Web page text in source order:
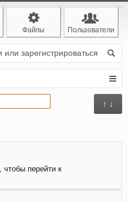
Файлы Пользователи
или зарегистрироваться
↑ ↓
чтобы перейти к